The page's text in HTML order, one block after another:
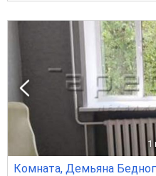
1
Комната, Демьяна